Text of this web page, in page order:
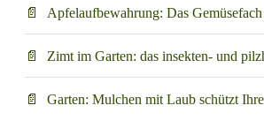
Apfelaufbewahrung: Das
Zimt im Garten: das insekten- und
Garten: Mulchen mit Laub schützt